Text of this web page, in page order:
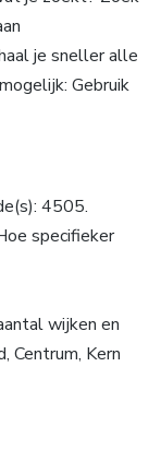
je sneller alle
Gebruik
4505.
specifieker
wijken en
Centrum, Kern